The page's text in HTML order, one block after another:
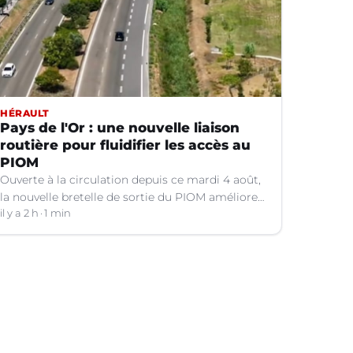
HÉRAULT
Pays de l'Or : une nouvelle liaison
routière pour fluidifier les accès au
PIOM
Ouverte à la circulation depuis ce mardi 4 août,
la nouvelle bretelle de sortie du PIOM améliore
les accès à la zone d'activités et facilite les
déplacements quotidiens.
il y a 2 h 1 min